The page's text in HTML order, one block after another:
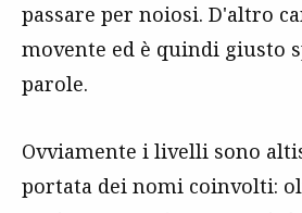
passare per noiosi. D'altro
movente ed è quindi giusto
parole.
Ovviamente i livelli sono
portata dei nomi coinvolti: